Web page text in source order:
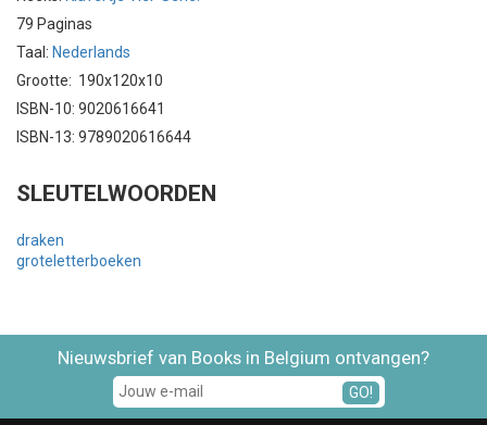
79 Paginas
Taal: Nederlands
Grootte: 190x120x10
ISBN-10: 9020616641
ISBN-13: 9789020616644
SLEUTELWOORDEN
draken
groteletterboeken
Nieuwsbrief van Books in Belgium ontvangen?
GO!